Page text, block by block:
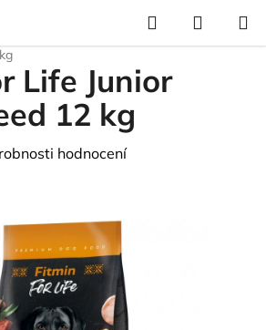
Hledat
KOŠÍK
Life Junior
12 kg
hodnocení